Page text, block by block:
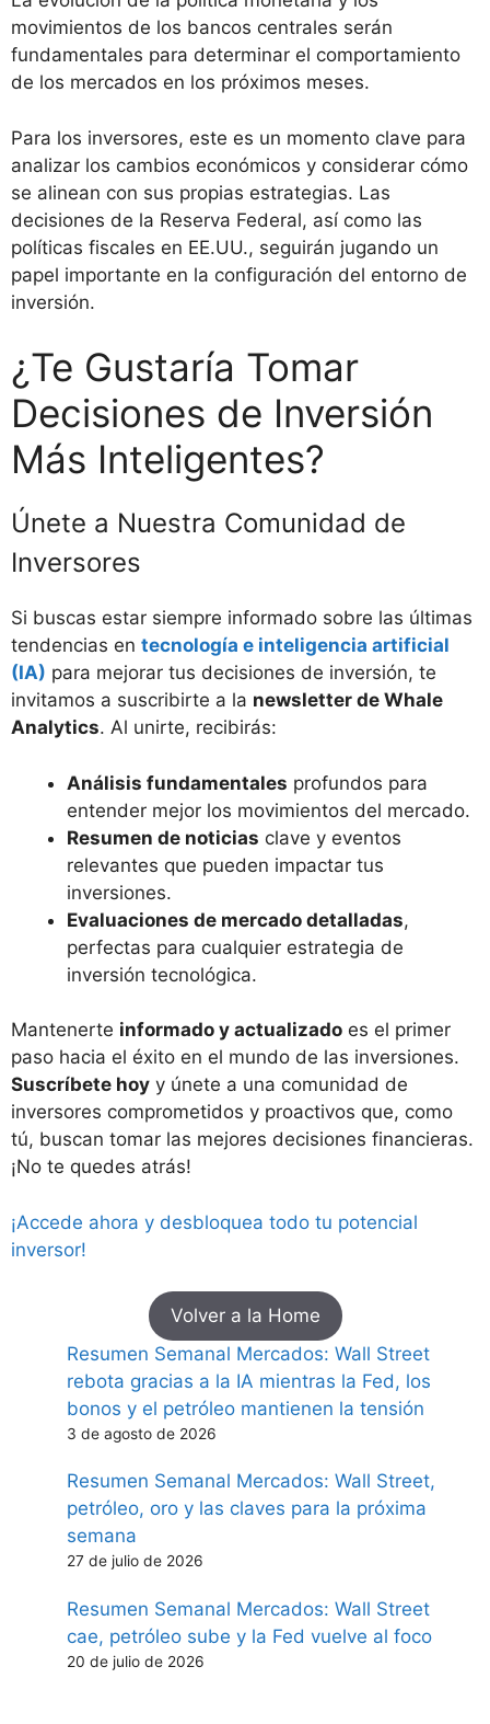
movimientos de los bancos centrales serán
fundamentales para determinar el comportamiento
de los mercados en los próximos meses.
Para los inversores, este es un momento clave para
analizar los cambios económicos y considerar cómo
se alinean con sus propias estrategias. Las
decisiones de la Reserva Federal, así como las
políticas fiscales en EE.UU., seguirán jugando un
papel importante en la configuración del entorno de
inversión.
¿Te Gustaría Tomar
Decisiones de Inversión
Más Inteligentes?
Únete a Nuestra Comunidad de
Inversores
Si buscas estar siempre informado sobre las últimas
tendencias en tecnología e inteligencia artificial
(IA) para mejorar tus decisiones de inversión, te
invitamos a suscribirte a la newsletter de Whale
Analytics. Al unirte, recibirás:
Análisis fundamentales profundos para
entender mejor los movimientos del mercado.
Resumen de noticias clave y eventos
relevantes que pueden impactar tus
inversiones.
Evaluaciones de mercado detalladas,
perfectas para cualquier estrategia de
inversión tecnológica.
Mantenerte informado y actualizado es el primer
paso hacia el éxito en el mundo de las inversiones.
Suscríbete hoy y únete a una comunidad de
inversores comprometidos y proactivos que, como
tú, buscan tomar las mejores decisiones financieras.
¡No te quedes atrás!
¡Accede ahora y desbloquea todo tu potencial
inversor!
Volver a la Home
Resumen Semanal Mercados: Wall Street
rebota gracias a la IA mientras la Fed, los
bonos y el petróleo mantienen la tensión
3 de agosto de 2026
Resumen Semanal Mercados: Wall Street,
petróleo, oro y las claves para la próxima
semana
27 de julio de 2026
Resumen Semanal Mercados: Wall Street
cae, petróleo sube y la Fed vuelve al foco
20 de julio de 2026